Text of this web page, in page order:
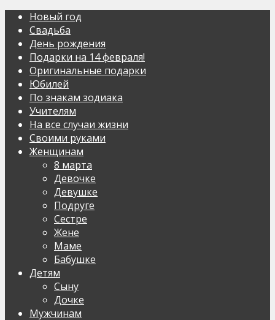
Новый год
Свадьба
День рождения
Подарки на 14 февраля!
Оригинальные подарки
Юбилей
По знакам зодиака
Учителям
На все случаи жизни
Своими руками
Женщинам
8 марта
Девочке
Девушке
Подруге
Сестре
Жене
Маме
Бабушке
Детям
Сыну
Дочке
Мужчинам